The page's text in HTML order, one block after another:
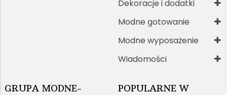
Dekoracje i dodatki
Modne gotowanie
Modne wyposażenie
Wiadomości
GRUPA MODNE-
POPULARNE W